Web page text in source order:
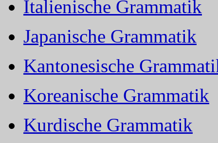
Italienische Grammatik
Japanische Grammatik
Kantonesische
Koreanische Grammatik
Kurdische Grammatik